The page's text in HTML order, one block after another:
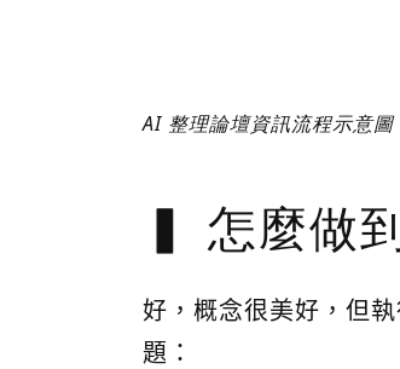
AI 整理論壇資訊流程示意圖
怎麼做
好，概念很美好，但
題：